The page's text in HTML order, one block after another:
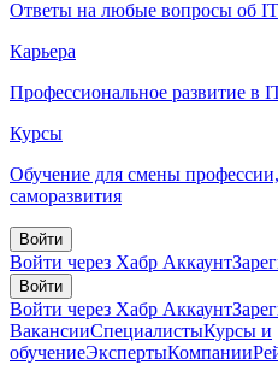
Ответы на любые вопросы об IT
Карьера
Профессиональное развитие в
Курсы
Обучение для смены профессии,
саморазвития
Войти
Войти через Хабр Аккаунт
Войти
Войти через Хабр Аккаунт
ВакансииСпециалистыКурсы и
обучениеЭкспертыКомпании